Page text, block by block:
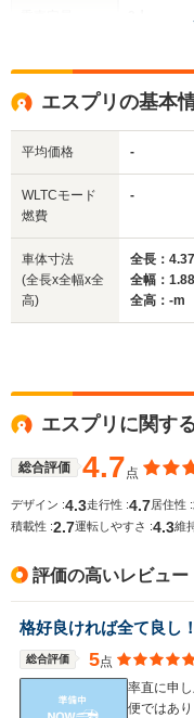
サイズ
WLTCモード
燃費
排気量
駆動方式
全高
全
-
1588cc
エスプリの基本
平均価格 -
WLTCモード
燃費
-
車体寸法
(全長x全幅x全
高)
全長：
全幅：
全高：-m
エスプリに関す
総合評価 4.7点
デザイン :4.3走行性 :4.7 居住性 :
積載性 :2.7運転しやすさ :4.3維
評価の高いレビュー
格好良ければ全て良し！
総合評価 5点
率直に申
便ではあ